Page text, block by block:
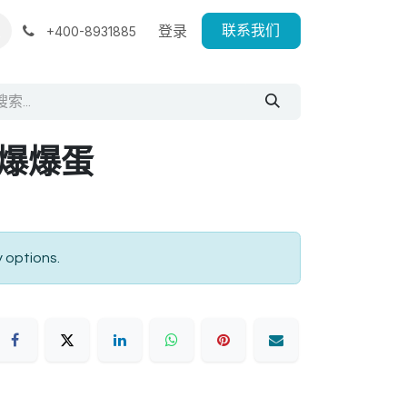
+400-8931885 登录 联系我们
爆蛋
options.